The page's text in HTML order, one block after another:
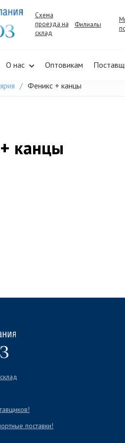
Схема
проезда на
склад
Филиалы
О нас Оптовикам
Феникс + канцы
канцы
поставки!